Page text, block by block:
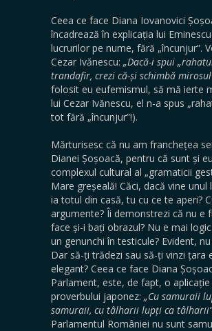
Ceea ce face Diana Iovanovici
încadrează în explicația lui
lucrurilor pe nume, fără „încunjur”.
Cezar Ivănescu: „Dacă-i spui
trandafir, crezi că-și schimbă
folosit eu eufemismul, să mă ierte
lui Cezar Ivănescu, el n-a spus
tot fără „încunjur”!).
Mărturisesc că nu am franchețea
Dianei Șoșoacă, pentru că sunt și
complexul cultural al „gramaticii
Mare greșeală! Căci, dacă vine unul
ia totul din casă, tu cu ce te aperi?
argumente? Îi demonstrezi că nu e
face și-i bați obrazul? Nu e mai
un genunchi în testicule? Evident,
Dar să-ți trădezi sau să-ți vinzi țara
elegant? Ceea ce face Diana
Parlament, este, de fapt, o aplicație
proverbului japonez: „Cu samuraii
samuraii, cu tâlharii lupți ca tâlharii”
Parlamentul României nu sunt